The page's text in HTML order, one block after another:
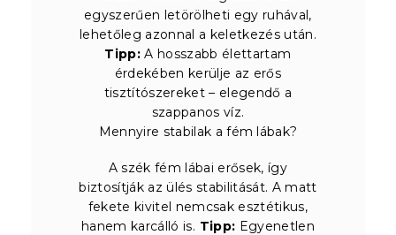
egyszerűen letörölheti egy ruhával,
lehetőleg azonnal a keletkezés után.
Tipp: A hosszabb élettartam
érdekében kerülje az erős
tisztítószereket – elegendő a
szappanos víz.
Mennyire stabilak a fém lábak?
A szék fém lábai erősek, így
biztosítják az ülés stabilitását. A matt
fekete kivitel nemcsak esztétikus,
hanem karcálló is. Tipp: Egyenetlen